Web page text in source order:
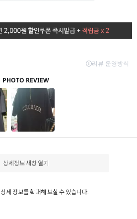
상세정보 새창 열기
상세 정보를 확대해 보실 수 있습니다.